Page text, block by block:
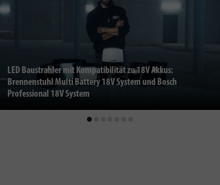
LED Baustrahler mit Kompatibilität zu 18V Akkus:
Brennenstuhl Multi Battery 18V System und Bosch
Professional 18V System